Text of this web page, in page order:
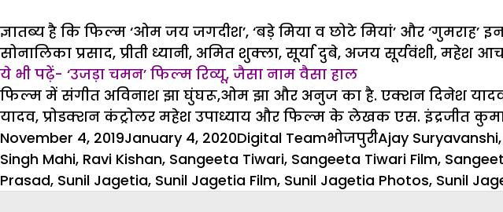
ज्ञातब्य है कि फिल्म ‘ओम जय जगदीश’, ‘बड़े मिया व छोटे मियां’ और ‘गुमराह’
सोनालिका प्रसाद, प्रीती ध्यानी, अमित शुक्ला, सूर्या दुबे, अजय सूर्यवंशी,
ये भी पढ़ें- ‘उजड़ा चमन’ फिल्म रिव्यू, जैसा नाम वैसा हाल
फिल्म में संगीत अविनाश झा घुंघरू,ओम झा और अनुज का है. एक्शन दिनेश यादव
यादव, प्रोडक्शन कंट्रोलर महेश उपाध्याय और फिल्म के लेखक एस. इंद्रजीत
Posted
on
November 4, 2019January 4, 2020Author
Digital TeamCategories
भोजपुरीTags
Ajay Suryavanshi,
Singh Mahi, Ravi Kishan, Sangeeta Tiwari, Sangeeta Tiwari Film,
Prasad, Sunil Jagetia, Sunil Jagetia Film, Sunil Jagetia Photos, Sunil